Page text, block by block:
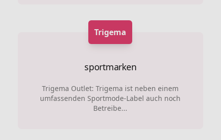
Trigema
sportmarken
Trigema Outlet: Trigema ist neben einem
umfassenden Sportmode-Label auch noch
Betreibe...